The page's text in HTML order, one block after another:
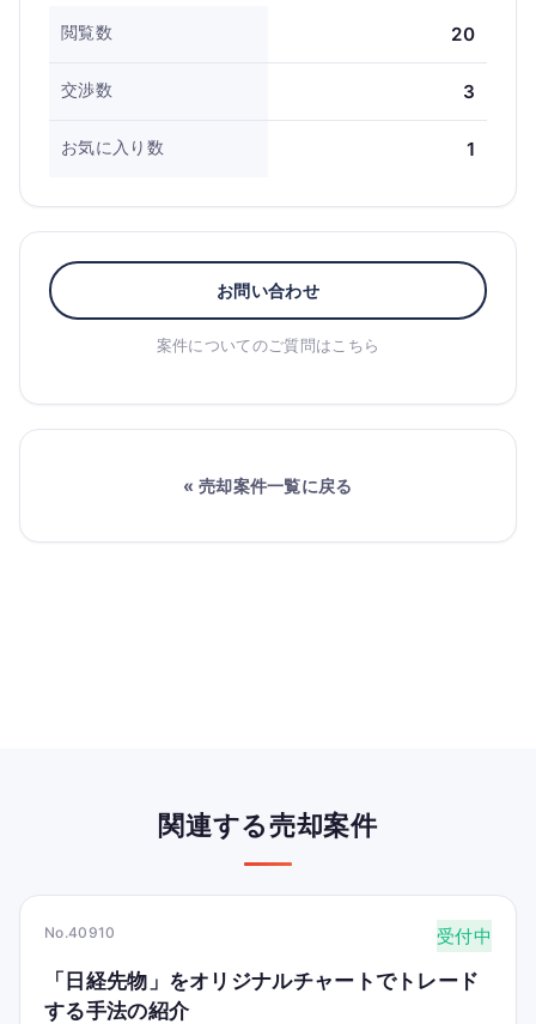
閲覧数 20
交渉数 3
お気に入り数 1
お問い合わせ
案件についてのご質問はこちら
« 売却案件一覧に戻る
関連する売却案件
No.40910 受付中
「日経先物」をオリジナルチャートでトレード
する手法の紹介